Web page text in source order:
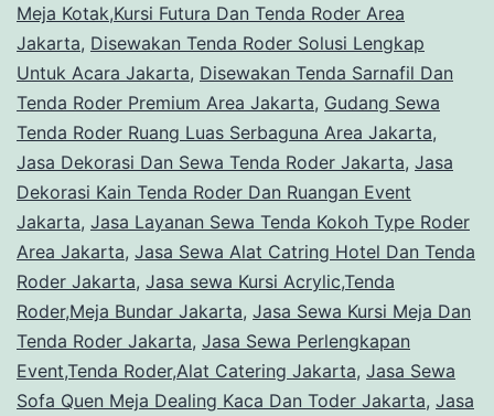
KAYU,TENDA
RODER,KURSI
FUTURA
Jakarta
Meja Kotak,Kursi Futura Dan Tenda Roder Area
Jakarta, Disewakan Tenda Roder Solusi Lengkap
Untuk Acara Jakarta, Disewakan Tenda Sarnafil Dan
Tenda Roder Premium Area Jakarta, Gudang Sewa
Tenda Roder Ruang Luas Serbaguna Area Jakarta,
Jasa Dekorasi Dan Sewa Tenda Roder Jakarta, Jasa
Dekorasi Kain Tenda Roder Dan Ruangan Event
Jakarta, Jasa Layanan Sewa Tenda Kokoh Type Roder
Area Jakarta, Jasa Sewa Alat Catring Hotel Dan Tenda
Roder Jakarta, Jasa sewa Kursi Acrylic,Tenda
Roder,Meja Bundar Jakarta, Jasa Sewa Kursi Meja Dan
Tenda Roder Jakarta, Jasa Sewa Perlengkapan
Event,Tenda Roder,Alat Catering Jakarta, Jasa Sewa
Sofa Quen Meja Dealing Kaca Dan Toder Jakarta, Jasa